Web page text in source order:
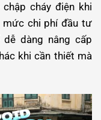
cháy điện khi
mức chi phí đầu tư
dàng nâng cấp
khi cần thiết mà